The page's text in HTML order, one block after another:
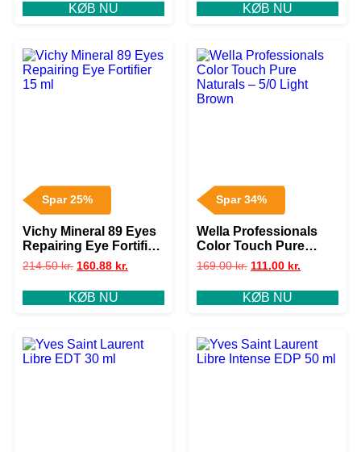
KØB NU KØB NU
Spar 25%
Vichy Mineral 89 Eyes
Repairing Eye Fortifier
15 ml
214.50kr. 160.88 kr.
KØB NU
Spar 34%
Wella Professionals
Color Touch Pure
Naturals – 5/0 Light
169.00kr. 111.00 kr.
KØB NU